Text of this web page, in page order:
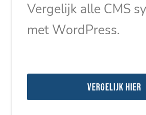
Vergelijk alle CMS
met WordPress.
Vergelijk hier